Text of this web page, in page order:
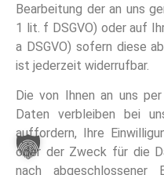
Bearbeitung der an uns
1 lit. f DSGVO) oder auf
a DSGVO) sofern diese
ist jederzeit widerrufbar.
Die von Ihnen an uns
Daten verbleiben bei
auffordern, Ihre
oder der Zweck für die
nach abgeschlossener